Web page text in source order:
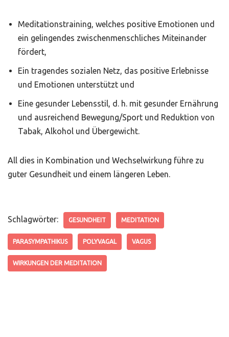
Meditationstraining, welches positive Emotionen und
ein gelingendes zwischenmenschliches Miteinander
fördert,
Ein tragendes sozialen Netz, das positive Erlebnisse
und Emotionen unterstützt und
Eine gesunder Lebensstil, d. h. mit gesunder Ernährung
und ausreichend Bewegung/Sport und Reduktion von
Tabak, Alkohol und Übergewicht.
All dies in Kombination und Wechselwirkung führe zu
guter Gesundheit und einem längeren Leben.
Schlagwörter: GESUNDHEIT MEDITATION
PARASYMPATHIKUS POLYVAGAL VAGUS
WIRKUNGEN DER MEDITATION